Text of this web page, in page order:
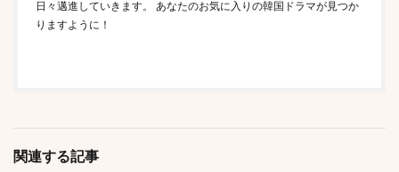
日々邁進していきます。 あなたのお気に入りの韓国ドラマが見つか
りますように！
関連する記事